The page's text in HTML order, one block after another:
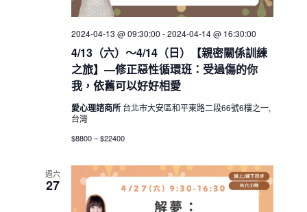
4/13（六）～4/14（日）【親密關係訓練
之旅】—修正惡性循環班：受過傷的你
我，依舊可以好好相愛
2024-04-13 @ 09:30:00 -2024-04-14 @ 16:30:00
愛心理諮商所 台北市大安區和平東路二段66號6樓之一,
台灣
$8800 – $22400
週六
27